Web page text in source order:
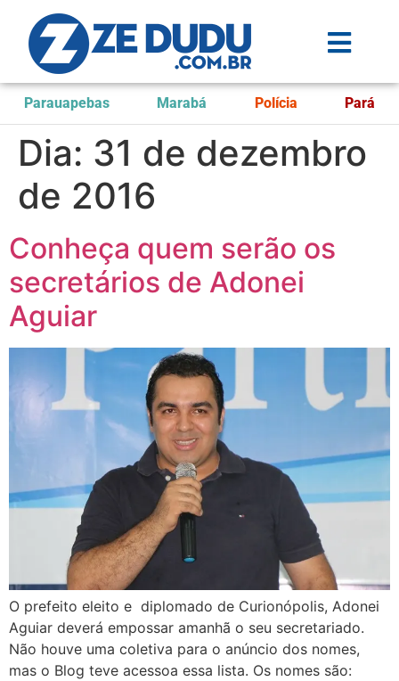
Parauapebas Marabá Polícia Pará
Dia: 31 de dezembro
de 2016
Conheça quem serão os
secretários de Adonei
Aguiar
O prefeito eleito e diplomado de Curionópolis, Adonei
Aguiar deverá empossar amanhã o seu secretariado.
Não houve uma coletiva para o anúncio dos nomes,
mas o Blog teve acessoa essa lista. Os nomes são: